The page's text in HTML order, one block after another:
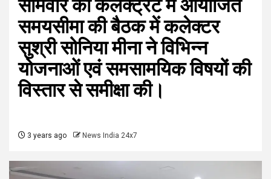
सोमवार को कलेक्ट्रेट में आयोजित
समयसीमा की बैठक में कलेक्टर
सुश्री सोनिया मीना ने विभिन्न
योजनाओं एवं समसामयिक विषयों की
विस्तार से समीक्षा की।
3 years ago News India 24x7